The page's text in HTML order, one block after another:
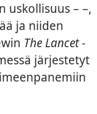
uskollisuus – –,
ja niiden
The Lancet-
järjestetyt